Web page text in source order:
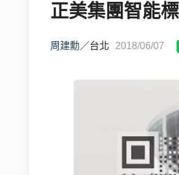
正美集團智能
周建勳 ／台北 2018/06/07